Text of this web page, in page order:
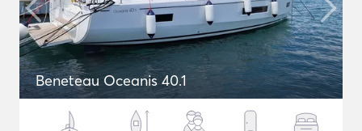
Beneteau Oceanis 40.1